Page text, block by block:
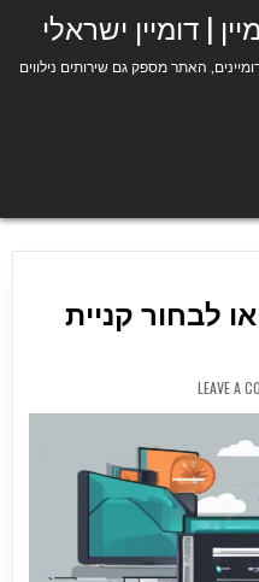
| דומיין ישראלי
האתר מספק גם שירותים נילווים
לבחור קניית
LEAVE A
ON
קניית
דומיין
לבחור
קניית
דומיין
בינלאומי